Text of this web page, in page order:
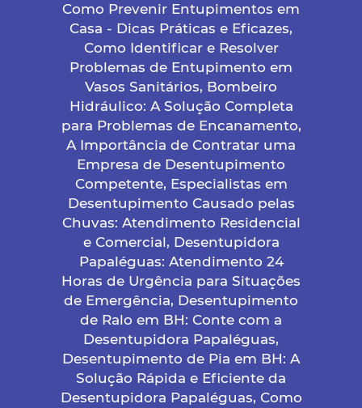
Como Prevenir Entupimentos em
Casa - Dicas Práticas e Eficazes,
Como Identificar e Resolver
Problemas de Entupimento em
Vasos Sanitários, Bombeiro
Hidráulico: A Solução Completa
para Problemas de Encanamento,
A Importância de Contratar uma
Empresa de Desentupimento
Competente, Especialistas em
Desentupimento Causado pelas
Chuvas: Atendimento Residencial
e Comercial, Desentupidora
Papaléguas: Atendimento 24
Horas de Urgência para Situações
de Emergência, Desentupimento
de Ralo em BH: Conte com a
Desentupidora Papaléguas,
Desentupimento de Pia em BH: A
Solução Rápida e Eficiente da
Desentupidora Papaléguas, Como